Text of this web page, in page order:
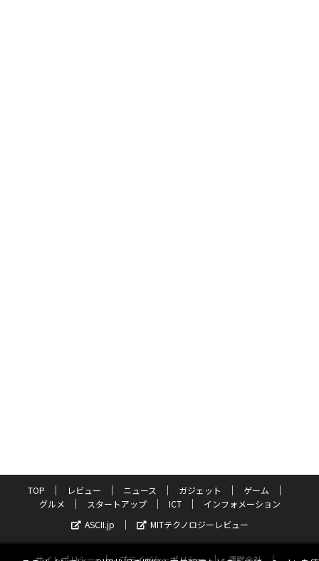
TOP レビュー ニュース ガジェット
ゲーム
グルメ
スタートアップ ICT
インフォメーション
ASCII.jp
MITテクノロジーレビュー